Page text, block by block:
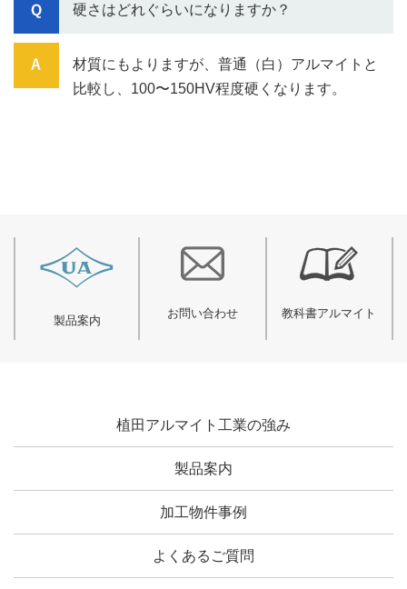
硬さはどれぐらいになりますか？
材質にもよりますが、普通（白）アルマイトと
比較し、100〜150HV程度硬くなります。
製品案内
お問い合わせ 教科書アルマイト
植田アルマイト工業の強み
製品案内
加工物件事例
よくあるご質問